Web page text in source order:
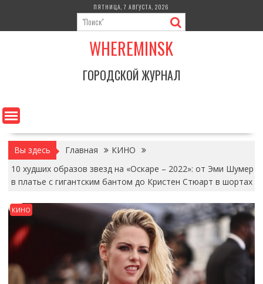
содержимому
ПЯТНИЦА, 7 АВГУСТА, 2026
WHEREMINSK
ГОРОДСКОЙ ЖУРНАЛ
Вы здесь Главная
КИНО
10 худших образов звезд на «Оскаре – 2022»: от Эми Шумер
в платье c гигантским бантом до Кристен Стюарт в шортах
КИНО